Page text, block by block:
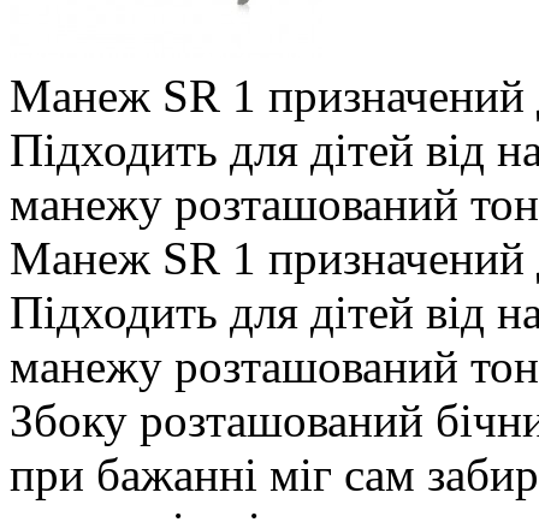
Манеж SR 1 призначений
Підходить для дітей від
манежу розташований
Манеж SR 1 призначений
Підходить для дітей від
манежу розташований
Збоку розташований
при бажанні міг сам